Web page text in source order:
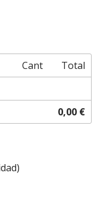
Cant
Total
0,00 €